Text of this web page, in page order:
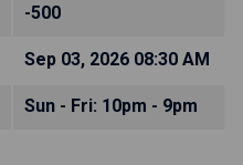
-500
Sep 03, 2026 08:30 AM
Sun - Fri: 10pm - 9pm